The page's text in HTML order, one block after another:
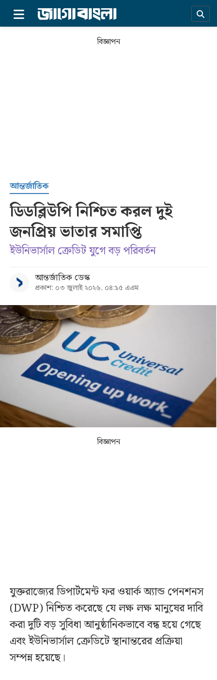
সর্বশেষ
সব
কনভার্টার
বিজ্ঞাপন
আন্তর্জাতিক
ডিডব্লিউপি নিশ্চিত করল দুই
জনপ্রিয় ভাতার সমাপ্তি
ইউনিভার্সাল ক্রেডিট যুগে বড় পরিবর্তন
আন্তর্জাতিক ডেস্ক
প্রকাশ: ০৩ জুলাই ২০২৬, ০৪:১৫ এএম
বিজ্ঞাপন
যুক্তরাজ্যের ডিপার্টমেন্ট ফর ওয়ার্ক অ্যান্ড পেনশনস
(DWP) নিশ্চিত করেছে যে লক্ষ লক্ষ মানুষের দাবি
করা দুটি বড় সুবিধা আনুষ্ঠানিকভাবে বন্ধ হয়ে গেছে
এবং ইউনিভার্সাল ক্রেডিটে স্থানান্তরের প্রক্রিয়া
সম্পন্ন হয়েছে।